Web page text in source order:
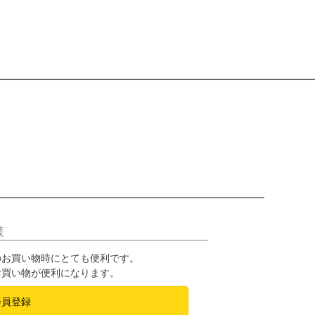
買い物時にとても便利です。
い物が便利になります。
登録